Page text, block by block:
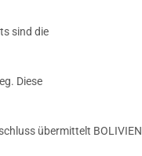
sind die
Diese
übermittelt BOLIVIEN